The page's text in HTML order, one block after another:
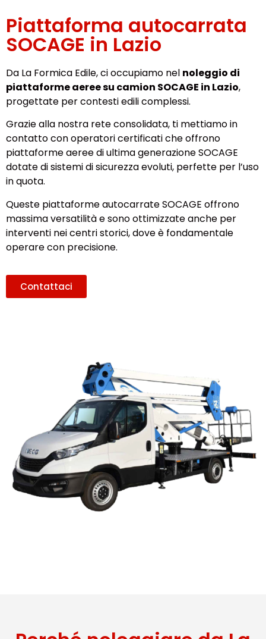
Piattaforma autocarrata
SOCAGE in Lazio
Da La Formica Edile, ci occupiamo nel noleggio di
piattaforme aeree su camion SOCAGE in Lazio,
progettate per contesti edili complessi.
Grazie alla nostra rete consolidata, ti mettiamo in
contatto con operatori certificati che offrono
piattaforme aeree di ultima generazione SOCAGE
dotate di sistemi di sicurezza evoluti, perfette per l’uso
in quota.
Queste piattaforme autocarrate SOCAGE offrono
massima versatilità e sono ottimizzate anche per
interventi nei centri storici, dove è fondamentale
operare con precisione.
Contattaci